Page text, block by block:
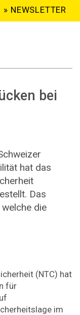
» NEWSLETTER
bei
hat das
Das
die
(NTC) hat
für
im